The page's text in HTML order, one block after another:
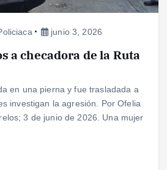
junio 3, 2026
a checadora de la Ruta
en una pierna y fue trasladada a
investigan la agresión. Por Ofelia
3 de junio de 2026. Una mujer